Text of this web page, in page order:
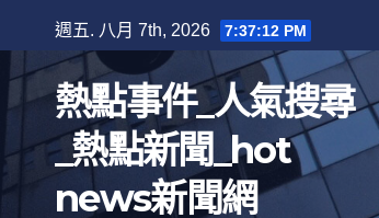
至
內
週五. 八月 7th, 2026 7:37:12 PM
熱點事件_人氣搜尋
_熱點新聞_hot
news新聞網